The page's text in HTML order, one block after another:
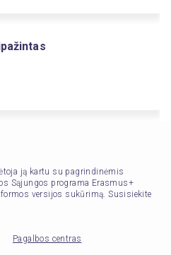
ją kartu su pagrindinėmis
Sąjungos programa Erasmus+
versijos sukūrimą. Susisiekite
Pagalbos centras